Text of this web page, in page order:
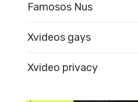
Famosos Nus
Xvideos gays
Xvideo privacy